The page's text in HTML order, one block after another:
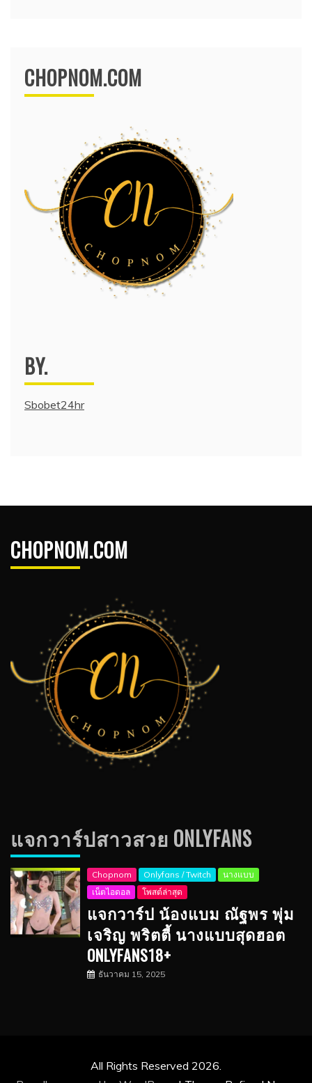
CHOPNOM.COM
BY.
Sbobet24hr
CHOPNOM.COM
แจกวาร์ปสาวสวย ONLYFANS
Chopnom Onlyfans / Twitch
นางแบบ
เน็ตไอดอล
โพสต์ล่าสุด
แจกวาร์ป น้องแบม ณัฐพร พุ่ม
เจริญ พริตตี้ นางแบบสุดฮอต
ONLYFANS18+
ธันวาคม 15, 2025
All Rights Reserved 2026.